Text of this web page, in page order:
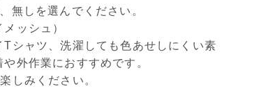
無しを選んでください。
ッシュ）
シャツ、洗濯しても色あせしにくい素
外作業におすすめです。
しみください。